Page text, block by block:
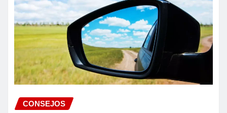
CONSEJOS